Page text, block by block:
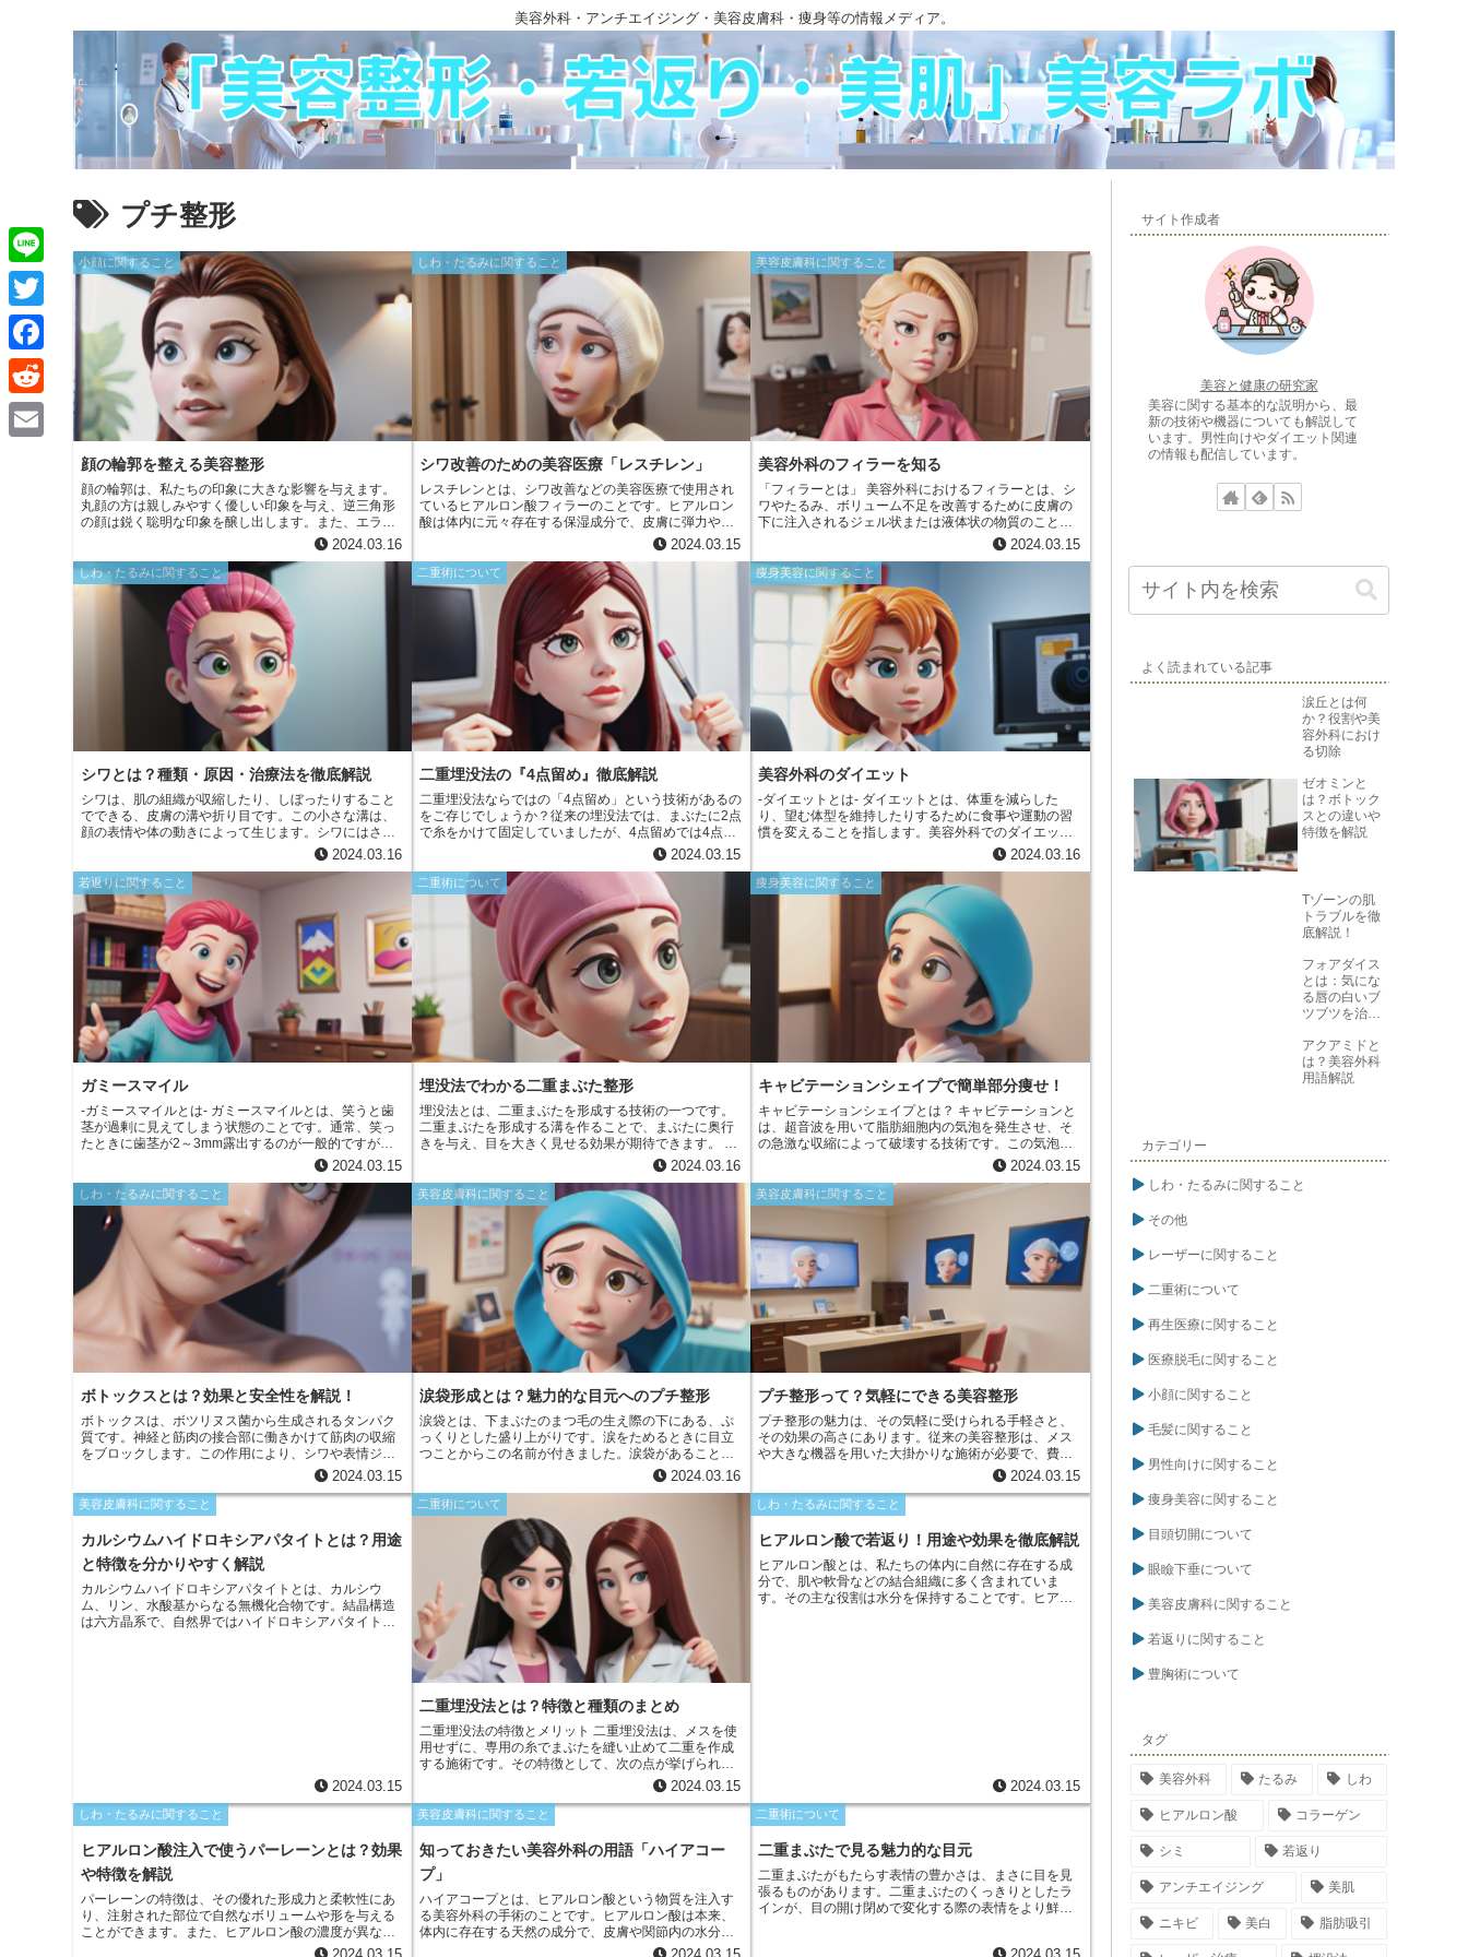
美容外科・アンチエイジング・美容皮膚科・痩身等の情報メディア。
プチ整形
小顔に関すること
顔の輪郭を整える美容整形
顔の輪郭は、私たちの印象に大きな影響を与えます。
丸顔の方は親しみやすく優しい印象を与え、逆三角形
の顔は鋭く聡明な印象を醸し出します。また、エラが
張っている方は力強い印象を与え、逆に顎が尖ってい
る方は華奢で繊細な印象を与えます。顔の輪郭は、私
たちが周囲に与えるイメージを大きく左右する重要な
要素なのです。
2024.03.16
しわ・たるみに関すること
シワ改善のための美容医療「レスチレン」
レスチレンとは、シワ改善などの美容医療で使用され
ているヒアルロン酸フィラーのことです。ヒアルロン
酸は体内に元々存在する保湿成分で、皮膚に弾力や潤
いを与えています。レスチレンは、このヒアルロン酸
を皮膚に注入することで、シワを目立たなくし、肌に
ハリや弾力を与える効果があります。また、レスチレ
ンは生分解性素材のため、体内で徐々に分解され、長
期間にわたって効果が持続します。そのため、シワ改
善の美容医療として広く使用されています。
2024.03.15
美容皮膚科に関すること
美容外科のフィラーを知る
「フィラーとは」 美容外科におけるフィラーとは、シ
ワやたるみ、ボリューム不足を改善するために皮膚の
下に注入されるジェル状または液体状の物質のことで
す。フィラーの主成分は、人体にもともと存在するヒ
アルロン酸やコラーゲンなどの生体適合性物質ででき
ており、肌へのなじみがよく、自然な仕上がりが期待
できます。また、一時的なものから半永久的なものま
で、効果の持続期間もさまざまです。
2024.03.15
しわ・たるみに関すること
シワとは？種類・原因・治療法を徹底解説
シワは、肌の組織が収縮したり、しぼったりすること
でできる、皮膚の溝や折り目です。この小さな溝は、
顔の表情や体の動きによって生じます。シワにはさま
ざまな種類があり、それぞれに固有の原因や特徴があ
これは、笑ったり、しかめっ面をしたりなどの表情を
作ったときに現れます。もう1つの一般的な種類は、重
力じわです。これは、重力の影響で皮膚がたるんで発
生します。また、日光性シワは、紫外線への曝露によ
って引き起こされ、通常は顔や手などに現れます。さ
らに、乾燥肌によるシワは、肌の水分不足によって引
き起こされます。
2024.03.16
二重術について
二重埋没法の『4点留め』徹底解説
二重埋没法ならではの「4点留め」という技術があるの
をご存じでしょうか？従来の埋没法では、まぶたに2点
で糸をかけて固定していましたが、4点留めでは4点で
固定することで、より強固に二重のラインを作ること
ができます。この4点留めは、二重埋没法の中でも特に
効果が高く、しっかりと固定できるため、二重のライ
ンが崩れにくくなるというメリットがあります。ま
た、従来の埋没法に比べて、皮膚への負担が少なく、
ダウンタイムも短くなる傾向にあります。そのため、
近年では二重埋没法を行う際には、ほとんどの場合で4
点留めが採用されています。
2024.03.15
痩身美容に関すること
美容外科のダイエット
-ダイエットとは- ダイエットとは、体重を減らした
り、望む体型を維持したりするために食事や運動の習
慣を変えることを指します。美容外科でのダイエット
は、過体重または肥満の個人の場合に検討されます。
食事療法や運動によるダイエットが効果的でない場合
や、より迅速な結果を求める場合に選択肢となる場合
があります。
2024.03.16
若返りに関すること
ガミースマイル
-ガミースマイルとは- ガミースマイルとは、笑うと歯
茎が過剰に見えてしまう状態のことです。通常、笑っ
たときに歯茎が2～3mm露出するのが一般的ですが、
ガミースマイルの場合は4mm以上露出してしまいま
2024.03.15
二重術について
埋没法でわかる二重まぶた整形
埋没法とは、二重まぶたを形成する技術の一つです。
二重まぶたを形成する溝を作ることで、まぶたに奥行
きを与え、目を大きく見せる効果が期待できます。 埋
没法では、まぶたの皮膚とまぶたの内側に埋まってい
る組織を、極細の糸で縫合します。これにより、まぶ
たの裏側に縫合部位が固定され、二重まぶたの溝が形
成されます。
2024.03.16
痩身美容に関すること
キャビテーションシェイプで簡単部分痩せ！
キャビテーションシェイプとは？ キャビテーションと
は、超音波を用いて脂肪細胞内の気泡を発生させ、そ
の急激な収縮によって破壊する技術です。この気泡が
脂肪細胞に衝撃を与え、細胞膜を破壊し、脂肪を乳化
させます。乳化した脂肪は、その後リンパ系や血液に
よって体外に排出されます。キャビテーションシェイ
プでは、このキャビテーション効果を利用して、局所
2024.03.15
しわ・たるみに関すること
ボトックスとは？効果と安全性を解説！
ボトックスは、ボツリヌス菌から生成されるタンパク
質です。神経と筋肉の接合部に働きかけて筋肉の収縮
をブロックします。この作用により、シワや表情ジワ
が一時的に改善されます。ボトックスは、筋肉の過剰
な動きによって引き起こされるその他の状態、例えば
片頭痛や多汗症などにも使用されています。
2024.03.15
美容皮膚科に関すること
涙袋形成とは？魅力的な目元へのプチ整形
涙袋とは、下まぶたのまつ毛の生え際の下にある、ぷ
っくりとした盛り上がりです。涙をためるときに目立
つことからこの名前が付きました。涙袋があること
で、目がウルウルと輝き、愛らしく女性らしい印象に
なります。しかし、人によっては自然に涙袋がなく、
目元がくぼんでいて寂しい印象を与えてしまうことが
あります。
2024.03.16
美容皮膚科に関すること
プチ整形って？気軽にできる美容整形
プチ整形の魅力は、その気軽に受けられる手軽さと、
その効果の高さにあります。従来の美容整形は、メス
や大きな機器を用いた大掛かりな施術が必要で、費用
も高額でした。しかし、プチ整形はヒアルロン酸注入
やボトックス注射などの比較的簡単な施術で、短時間
で済むことが多く、費用も比較的リーズナブルです。
また、ダウンタイムが短く、施術後すぐに日常生活に
戻れるのも大きなメリットです。
2024.03.15
美容皮膚科に関すること
カルシウムハイドロキシアパタイトとは？用途
と特徴を分かりやすく解説
カルシウムハイドロキシアパタイトとは、カルシウ
ム、リン、水酸基からなる無機化合物です。結晶構造
は六方晶系で、自然界ではハイドロキシアパタイトと
2024.03.15
二重術について
二重埋没法とは？特徴と種類のまとめ
二重埋没法の特徴とメリット 二重埋没法は、メスを使
用せずに、専用の糸でまぶたを縫い止めて二重を作成
する施術です。その特徴として、次の点が挙げられま
に傷跡が残りにくいです。 * ダウンタイムが短い手術
時間も短く、腫れや内出血も比較的軽度で済むため、
日常生活への復帰が早いです。 * 調節しやすい糸で縫
うため、二重の幅や形を微調整しやすく、好みの二重
を叶えやすいです。 * 安全性が高いメスを使用しない
ため、出血や感染などのリスクが低いです。
2024.03.15
しわ・たるみに関すること
ヒアルロン酸で若返り！用途や効果を徹底解説
ヒアルロン酸とは、私たちの体内に自然に存在する成
分で、肌や軟骨などの結合組織に多く含まれていま
す。その主な役割は水分を保持することです。ヒアル
2024.03.15
しわ・たるみに関すること
ヒアルロン酸注入で使うパーレーンとは？効果
や特徴を解説
パーレーンの特徴は、その優れた形成力と柔軟性にあ
り、注射された部位で自然なボリュームや形を与える
ことができます。また、ヒアルロン酸の濃度が異なる
さまざまな種類があり、目的や注入部位に応じて選択
美容皮膚科に関すること
知っておきたい美容外科の用語「ハイアコー
プ」
ハイアコープとは、ヒアルロン酸という物質を注入す
る美容外科の手術のことです。ヒアルロン酸は本来、
体内に存在する天然の成分で、皮膚や関節内の水分を
保持しています。注入することで、シワやたるみ、ほ
二重術について
二重まぶたで見る魅力的な目元
二重まぶたがもたらす表情の豊かさは、まさに目を見
張るものがあります。二重まぶたのくっきりとしたラ
インが、目の開け閉めで変化する際の表情をより鮮明
サイト作成者
美容と健康の研究家
美容に関する基本的な説明から、最
新の技術や機器についても解説して
います。男性向けやダイエット関連
の情報も配信しています。
よく読まれている記事
涙丘とは何
か？役割や美
容外科におけ
る切除
ゼオミンと
は？ボトック
スとの違いや
特徴を解説
Tゾーンの肌
トラブルを徹
底解説！
フォアダイス
とは：気にな
る唇の白いブ
ツブツを治す
アクアミドと
は？美容外科
用語解説
カテゴリー
しわ・たるみに関すること
その他
レーザーに関すること
二重術について
再生医療に関すること
医療脱毛に関すること
小顔に関すること
毛髪に関すること
男性向けに関すること
痩身美容に関すること
目頭切開について
眼瞼下垂について
美容皮膚科に関すること
若返りに関すること
豊胸術について
タグ
美容外科 たるみ しわ
ヒアルロン酸 コラーゲン
シミ 若返り
アンチエイジング 美肌
ニキビ 美白 脂肪吸引
L
i
n
e
T
w
i
t
F
a
c
R